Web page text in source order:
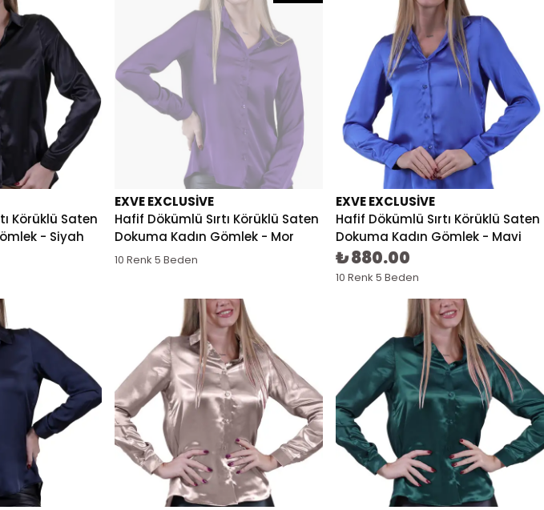
Körüklü Saten
- Siyah
EXVE EXCLUSIVE
Hafif Dökümlü Sırtı Körüklü Saten
Dokuma Kadın Gömlek - Mor
10 Renk 5 Beden
EXVE EXCLUSIVE
Hafif Dökümlü Sırtı Körüklü Saten
Dokuma Kadın Gömlek - Mavi
₺ 880.00
10 Renk 5 Beden